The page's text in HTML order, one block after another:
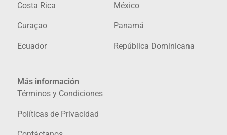
Costa Rica
Curaçao
Ecuador
México
Panamá
República Dominicana
Más información
Términos y Condiciones
Políticas de Privacidad